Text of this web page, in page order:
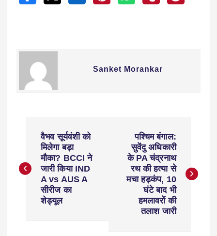
Sanket Morankar
वैभव सूर्यवंशी को
मिलेगा बड़ा
मौका? BCCI ने
जारी किया IND
A vs AUS A
सीरीज का
शेड्यूल
पश्चिम बंगाल:
सुवेंदु अधिकारी
के PA चंद्रनाथ
रथ की हत्या से
मचा हड़कंप, 10
घंटे बाद भी
हमलावरों की
तलाश जारी